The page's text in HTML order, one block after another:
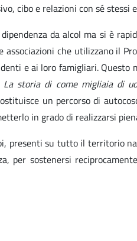
cibo e relazioni con sé
da alcol ma si è
che utilizzano il
e ai loro famigliari. Questo
storia di come migliaia di
un percorso di
in grado di realizzarsi
su tutto il territorio
per sostenersi